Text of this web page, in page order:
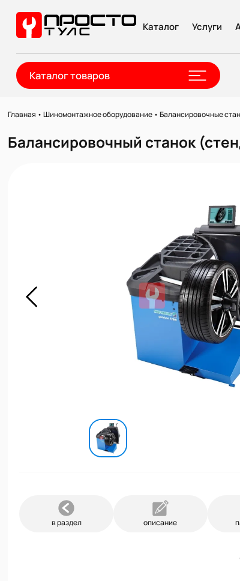
Каталог Услуги
Каталог товаров
Главная •Шиномонтажное оборудование •Балансировочные
Балансировочный станок
в раздел описание